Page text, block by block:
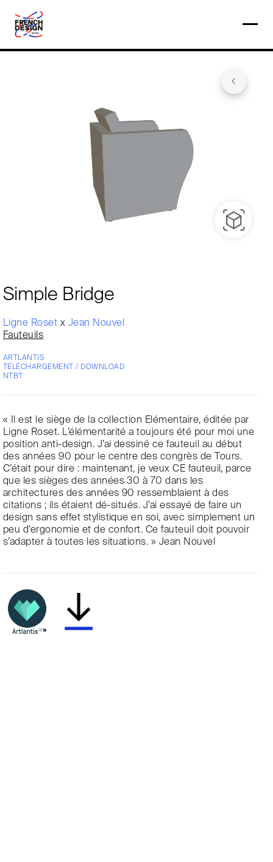
Simple Bridge
Ligne Roset x Jean Nouvel
Fauteuils
ARTLANTIS
TÉLÉCHARGEMENT / DOWNLOAD
NTBT
« Il est le siège de la collection Elémentaire, éditée par
Ligne Roset. L’élémentarité a toujours été pour moi une
position anti-design. J’ai dessiné ce fauteuil au début
des années 90 pour le centre des congrès de Tours.
C’était pour dire : maintenant, je veux CE fauteuil, parce
que les sièges des années 30 à 70 dans les
architectures des années 90 ressemblaient à des
citations ; ils étaient dé-situés. J’ai essayé de faire un
design sans effet stylistique en soi, avec simplement un
peu d’ergonomie et de confort. Ce fauteuil doit pouvoir
s’adapter à toutes les situations. » Jean Nouvel